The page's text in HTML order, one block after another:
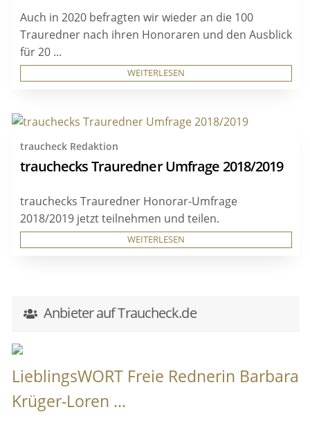
Auch in 2020 befragten wir wieder an die 100
Trauredner nach ihren Honoraren und den Ausblick
für 20 ...
WEITERLESEN
traucheck Redaktion
trauchecks Trauredner Umfrage 2018/2019
trauchecks Trauredner Honorar-Umfrage
2018/2019 jetzt teilnehmen und teilen.
WEITERLESEN
Anbieter auf Traucheck.de
LieblingsWORT Freie Rednerin Barbara
Krüger-Loren ...